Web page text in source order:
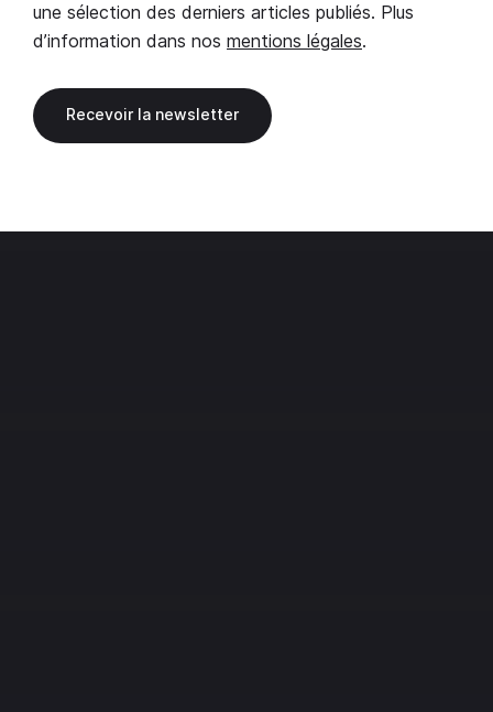
une sélection des derniers articles publiés. Plus
d’information dans nos mentions légales.